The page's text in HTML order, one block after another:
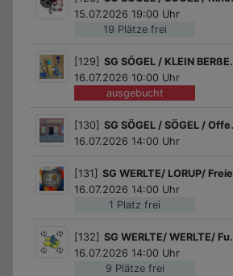
19 Plätze frei
15.07.2026 19:00 Uhr
ausgebucht
[129] SG SÖGEL / KLEIN BERßEN / Gib Gas beim Bastelspaß
16.07.2026 10:00 Uhr
[130] SG SÖGEL / SÖGEL / Offenes Jugendzentrum - Öffnungszeiten
16.07.2026 14:00 Uhr
1 Platz frei
[131] SG WERLTE/ LORUP/ Freies Malen und Gestalten
16.07.2026 14:00 Uhr
9 Plätze frei
[132] SG WERLTE/ WERLTE/ Fußball für Jungs
16.07.2026 14:00 Uhr